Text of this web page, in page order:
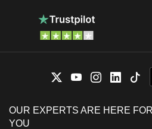
OUR EXPERTS ARE HERE FOR
YOU